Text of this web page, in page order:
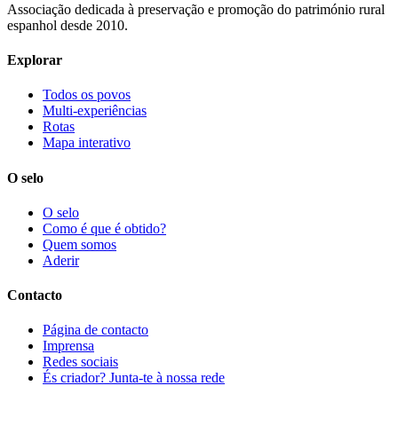
Associação dedicada à preservação e promoção do património rural
espanhol desde 2010.
Explorar
Todos os povos
Multi-experiências
Rotas
Mapa interativo
O selo
O selo
Como é que é obtido?
Quem somos
Aderir
Contacto
Página de contacto
Imprensa
Redes sociais
És criador? Junta-te à nossa rede